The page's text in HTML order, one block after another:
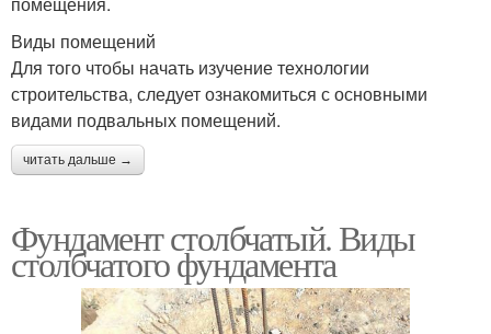
Виды помещений
Для того чтобы начать изучение технологии
строительства, следует ознакомиться с основными
видами подвальных помещений.
читать дальше →
Фундамент столбчатый. Виды
столбчатого фундамента